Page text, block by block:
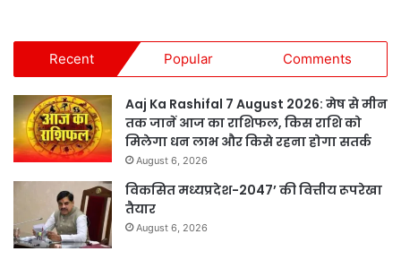
Recent Popular Comments
Aaj Ka Rashifal 7 August 2026: मेष से मीन
तक जानें आज का राशिफल, किस राशि को
मिलेगा धन लाभ और किसे रहना होगा सतर्क
August 6, 2026
विकसित मध्यप्रदेश-2047’ की वित्तीय रूपरेखा
तैयार
August 6, 2026